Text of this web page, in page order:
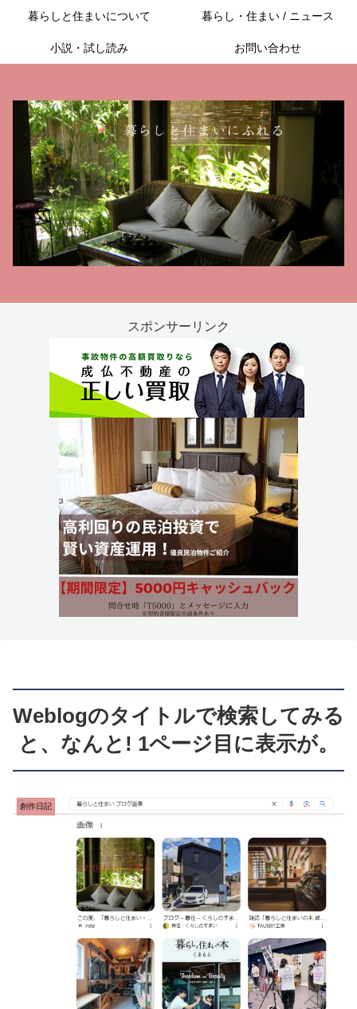
暮らしと住まいについて 暮らし・住まい / ニュース
小説・試し読み お問い合わせ
スポンサーリンク
Weblogのタイトルで検索してみる
と、なんと! 1ページ目に表示が。
創作日記